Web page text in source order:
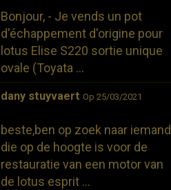
Bonjour, - Je vends un pot
d'échappement d'origine pour
lotus Elise S220 sortie unique
ovale (Toyata ...
dany stuyvaert Op 25/03/2021
beste,ben op zoek naar iemand
die op de hoogte is voor de
restauratie van een motor van
de lotus esprit ...